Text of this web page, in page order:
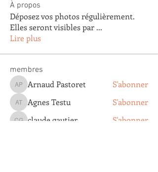
À propos
Déposez vos photos régulièrement.
Elles seront visibles par ...
Lire plus
membres
Arnaud Pastoret
Arnaud Pastoret S'abonner
Agnes Testu
Agnes Testu S'abonner
claude gautier S'abonner